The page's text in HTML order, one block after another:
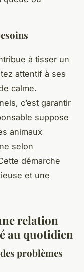
à tisser un
attentif à ses
calme.
c’est garantir
suppose
animaux
selon
démarche
et une
relation
au quotidien
problèmes